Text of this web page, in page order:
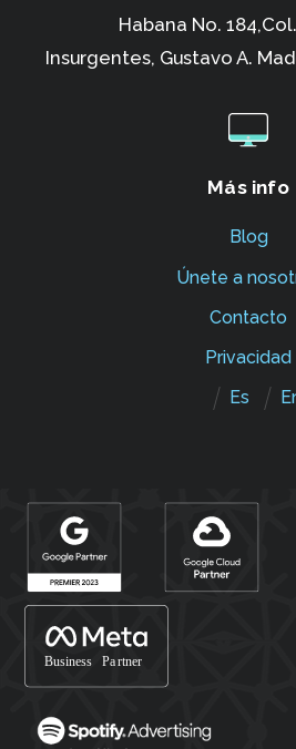
Habana No.
Insurgentes, Gustavo A.
Más info
Blog
Únete a
Contacto
Privacidad
Es